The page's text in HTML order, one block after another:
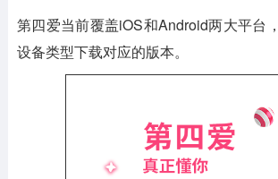
第四爱当前覆盖iOS和Android两大平台
设备类型下载对应的版本。